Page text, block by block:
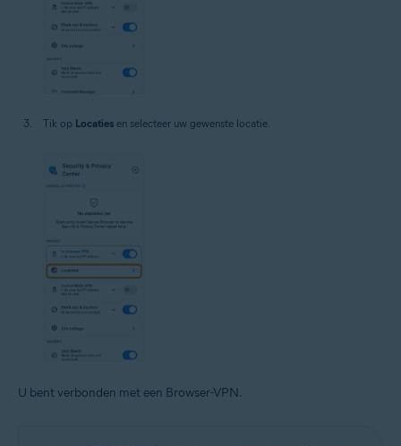
Tik op Locaties en selecteer uw gewenste locatie.
U bent verbonden met een Browser-VPN.